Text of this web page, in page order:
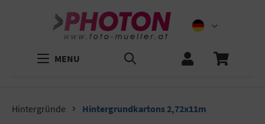
MENU
Hintergründe Hintergrundkartons 2,72x11m